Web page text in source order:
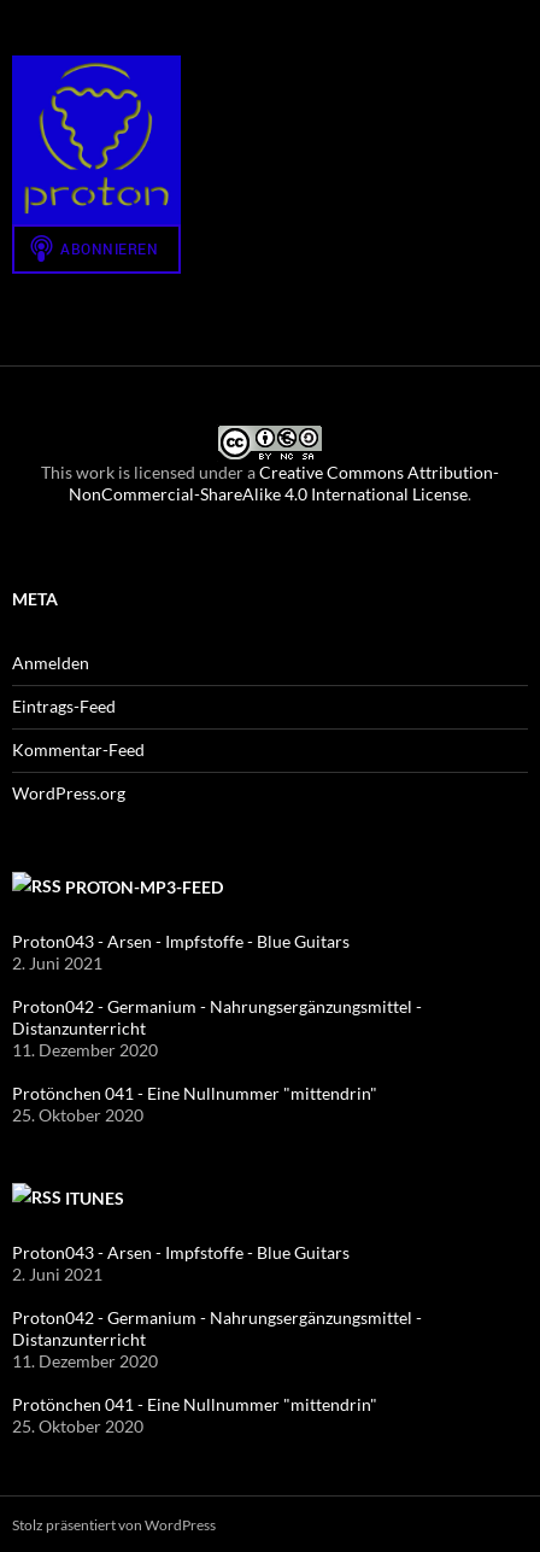
This work is licensed under aCreative Commons Attribution-
NonCommercial-ShareAlike 4.0 International License.
META
Anmelden
Eintrags-Feed
Kommentar-Feed
WordPress.org
PROTON-MP3-FEED
Proton043 - Arsen - Impfstoffe - Blue Guitars
2. Juni 2021
Proton042 - Germanium - Nahrungsergänzungsmittel -
Distanzunterricht
11. Dezember 2020
Protönchen 041 - Eine Nullnummer "mittendrin"
25. Oktober 2020
ITUNES
Proton043 - Arsen - Impfstoffe - Blue Guitars
2. Juni 2021
Proton042 - Germanium - Nahrungsergänzungsmittel -
Distanzunterricht
11. Dezember 2020
Protönchen 041 - Eine Nullnummer "mittendrin"
25. Oktober 2020
Stolz präsentiert von WordPress